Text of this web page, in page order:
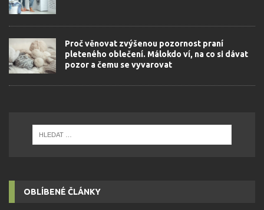
Proč věnovat zvýšenou pozornost praní
pleteného oblečení. Málokdo ví, na co si dávat
pozor a čemu se vyvarovat
OBLÍBENÉ ČLÁNKY